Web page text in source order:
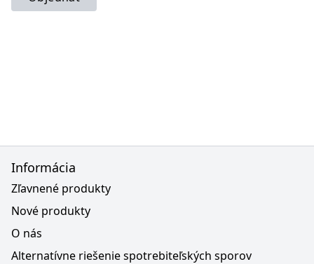
Informácia
Zľavnené produkty
Nové produkty
O nás
Alternatívne riešenie spotrebiteľských sporov